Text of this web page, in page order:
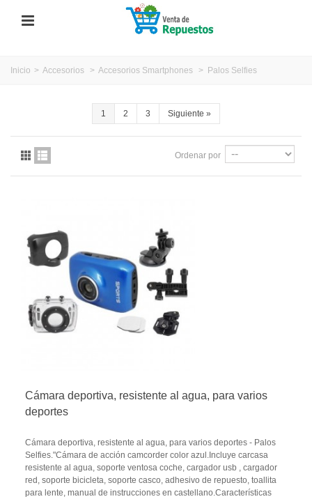
Inicio > Accesorios > Accesorios Smartphones > Palos Selfies
1 2 3 Siguiente »
Ordenar por
Cámara deportiva, resistente al agua, para varios
deportes
Cámara deportiva, resistente al agua, para varios deportes - Palos
Selfies."Cámara de acción camcorder color azul.Incluye carcasa
resistente al agua, soporte ventosa coche, cargador usb , cargador
red, soporte bicicleta, soporte casco, adhesivo de repuesto, toallita
para lente, manual de instrucciones en castellano.Características